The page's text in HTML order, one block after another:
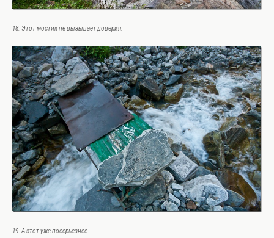
18. Этот мостик не вызывает доверия.
19. А этот уже посерьезнее.